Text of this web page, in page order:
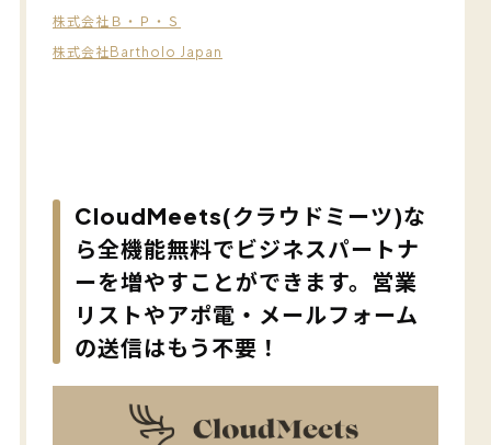
株式会社Ｂ・Ｐ・Ｓ
株式会社Bartholo Japan
CloudMeets(クラウドミーツ)な
ら全機能無料でビジネスパートナ
ーを増やすことができます。営業
リストやアポ電・メールフォーム
の送信はもう不要！